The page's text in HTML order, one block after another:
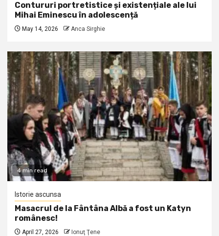
Contururi portretistice și existențiale ale lui
Mihai Eminescu în adolescență
May 14, 2026 Anca Sirghie
4 min read
Istorie ascunsa
Masacrul de la Fântâna Albă a fost un Katyn
românesc!
April 27, 2026 Ionuţ Ţene